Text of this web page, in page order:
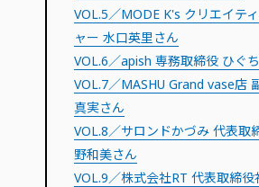
VOL.5／MODE K's クリエイテ
ャー 水口英里さん
VOL.6／apish 専務取締役 ひぐ
VOL.7／MASHU Grand vase店
真実さん
VOL.8／サロンドかづみ 代表取
野和美さん
VOL.9／株式会社RT 代表取締